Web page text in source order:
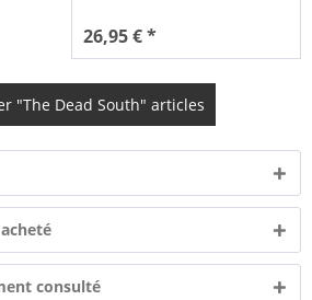
26,95 € *
"The Dead South" articles
consulté